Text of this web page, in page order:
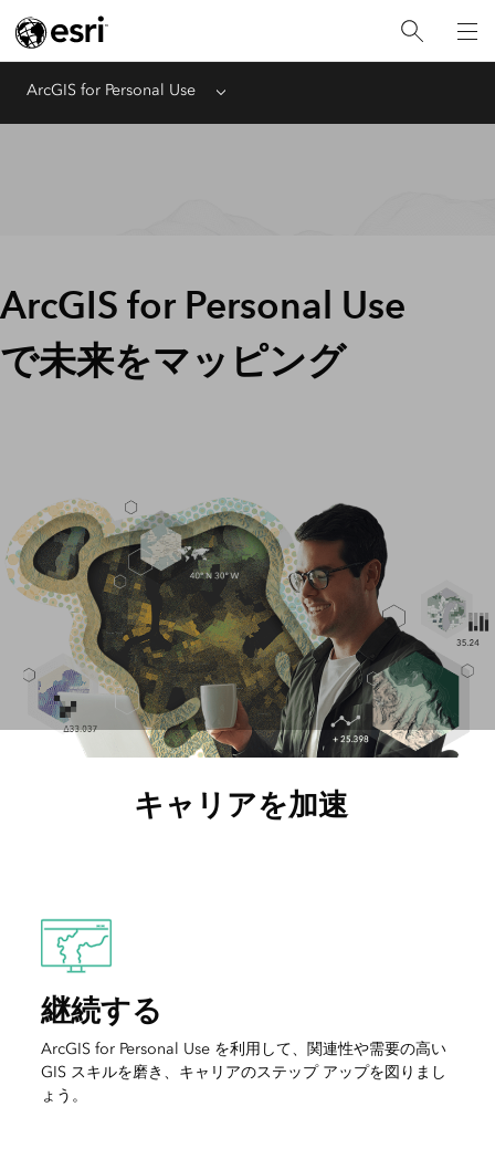
ArcGIS for Personal Use Menu
ArcGIS for Personal Use
で未来をマッピング
キャリアを加速
継続する
ArcGIS for Personal Use を利用して、関連性や需要の高い
GIS スキルを磨き、キャリアのステップ アップを図りまし
ょう。